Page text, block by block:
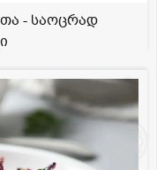
- საოცრად